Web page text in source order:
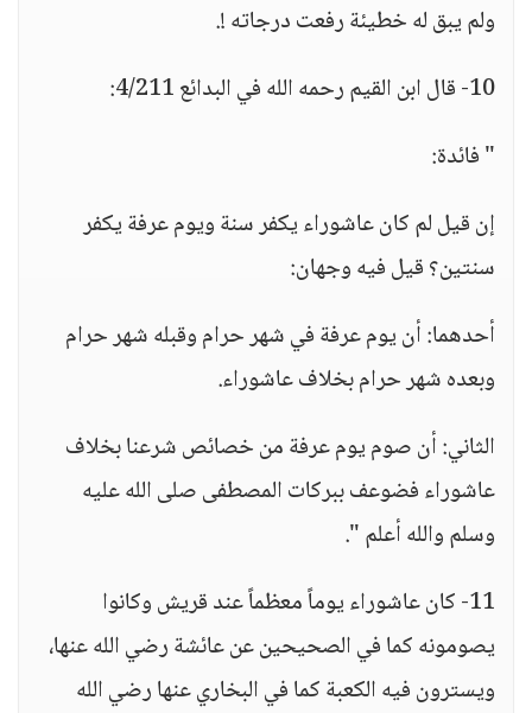
ولم يبق له خطيئة رفعت درجاته !.
10- قال ابن القيم رحمه الله في البدائع 4/211:
" فائدة:
إن قيل لم كان عاشوراء يكفر سنة ويوم عرفة يكفر
سنتين؟ قيل فيه وجهان:
أحدهما: أن يوم عرفة في شهر حرام وقبله شهر حرام
وبعده شهر حرام بخلاف عاشوراء.
الثاني: أن صوم يوم عرفة من خصائص شرعنا بخلاف
عاشوراء فضوعف ببركات المصطفى صلى الله عليه
وسلم والله أعلم ".
11- كان عاشوراء يوماً معظماً عند قريش وكانوا
يصومونه كما في الصحيحين عن عائشة رضي الله عنها،
ويسترون فيه الكعبة كما في البخاري عنها رضي الله